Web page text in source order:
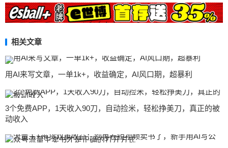
相关文章
用AI来写文章，一单1k+，收益确定，AI风口期，超暴利
3个免费APP，1天收入90刀，自动捡米，轻松挣美刀，真正的被
动收入